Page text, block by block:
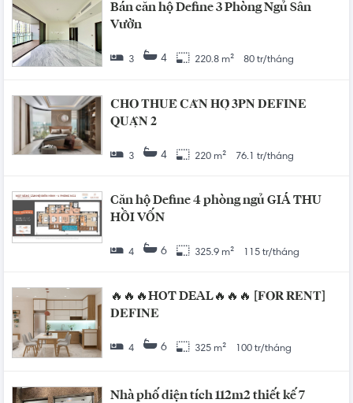
Bán căn hộ Define 3 Phòng Ngủ Sân
Vườn
3 4 220.8 m² 80 tr/tháng
𝐂𝐇𝐎 𝐓𝐇𝐔𝐄̂ 𝐂𝐀̆𝐍 𝐇𝐎̣̂ 𝟑𝐏𝐍 𝐃𝐄𝐅𝐈𝐍𝐄
𝐐𝐔𝐀̣̂𝐍 𝟐
3 4 220 m² 76.1 tr/tháng
Căn hộ Define 4 phòng ngủ GIÁ THU
HỒI VỐN
4 6 325.9 m² 115 tr/tháng
🔥🔥🔥HOT DEAL🔥🔥🔥 [𝐅𝐎𝐑 𝐑𝐄𝐍𝐓]
𝐃𝐄𝐅𝐈𝐍𝐄
4 6 325 m² 100 tr/tháng
Nhà phố diện tích 112m2 thiết kế 7